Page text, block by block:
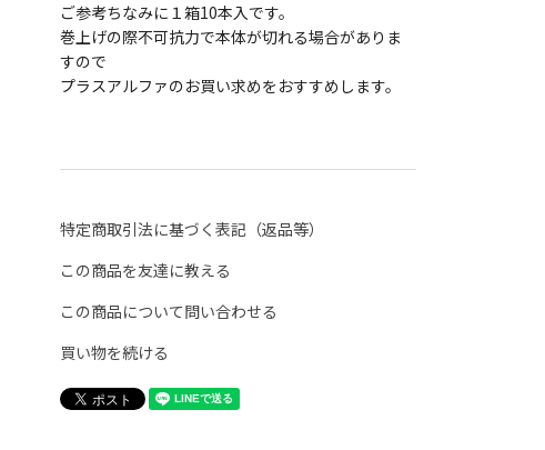
ご参考ちなみに１箱10本入です。
巻上げの際不可抗力で本体が切れる場合がありま
すので
プラスアルファのお買い求めをおすすめします。
特定商取引法に基づく表記（返品等）
この商品を友達に教える
この商品について問い合わせる
買い物を続ける